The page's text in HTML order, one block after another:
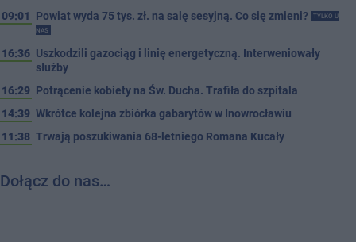
09:01
Powiat wyda 75 tys. zł. na salę sesyjną. Co się zmieni?
TYLKO U
NAS
16:36 Uszkodzili gazociąg i linię energetyczną. Interweniowały
służby
16:29 Potrącenie kobiety na Św. Ducha. Trafiła do szpitala
14:39 Wkrótce kolejna zbiórka gabarytów w Inowrocławiu
11:38 Trwają poszukiwania 68-letniego Romana Kucały
Dołącz do nas…